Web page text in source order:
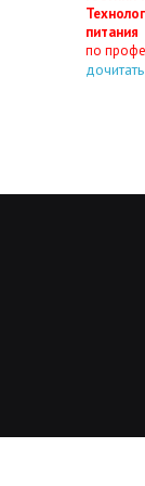
питания
по
дочитать